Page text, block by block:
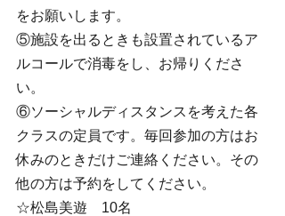
をお願いします。
⑤施設を出るときも設置されているア
ルコールで消毒をし、お帰りくださ
い。
⑥ソーシャルディスタンスを考えた各
クラスの定員です。毎回参加の方はお
休みのときだけご連絡ください。その
他の方は予約をしてください。
☆松島美遊　10名